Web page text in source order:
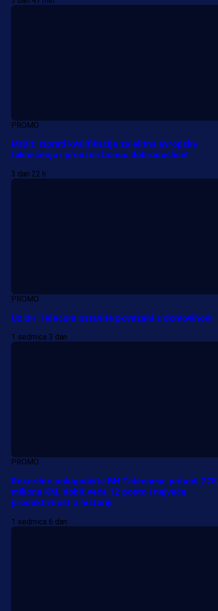
PROMO
MrBit: Isprati kvalifikacije za elitna evropska
takmičenja i preuzmi bonus dobrodošlice!
3 dan 22 h
PROMO
Uz BH Telecom ostanite povezani s domovinom
1 sedmica 3 dan
PROMO
Rekordno polugodište BH Telecoma: prihodi
miliona KM, dobit veća 12 posto i najveća
produktivnost u historiji
1 sedmica 6 dan